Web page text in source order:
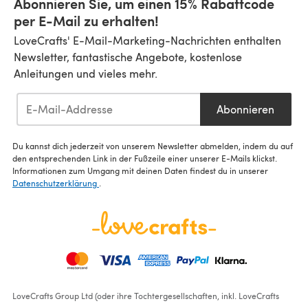
per E-Mail zu erhalten!
LoveCrafts' E-Mail-Marketing-Nachrichten enthalten
Newsletter, fantastische Angebote, kostenlose
Anleitungen und vieles mehr.
Abonnieren
Du kannst dich jederzeit von unserem Newsletter abmelden, indem du auf
den entsprechenden Link in der Fußzeile einer unserer E-Mails klickst.
Informationen zum Umgang mit deinen Daten findest du in unserer
Datenschutzerklärung
LoveCrafts Group Ltd (oder ihre Tochtergesellschaften, inkl. LoveCrafts